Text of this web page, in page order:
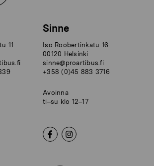
11
Sinne
Iso Roobertinkatu 16
00120 Helsinki
sinne@proartibus.fi
+358 (0)45 883 3716
Avoinna
ti–su klo 12–17